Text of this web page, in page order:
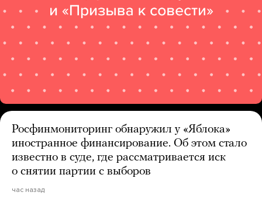
Росфинмониторинг обнаружил у «Яблока»
иностранное финансирование. Об этом стало
известно в суде, где рассматривается иск
о снятии партии с выборов
час назад